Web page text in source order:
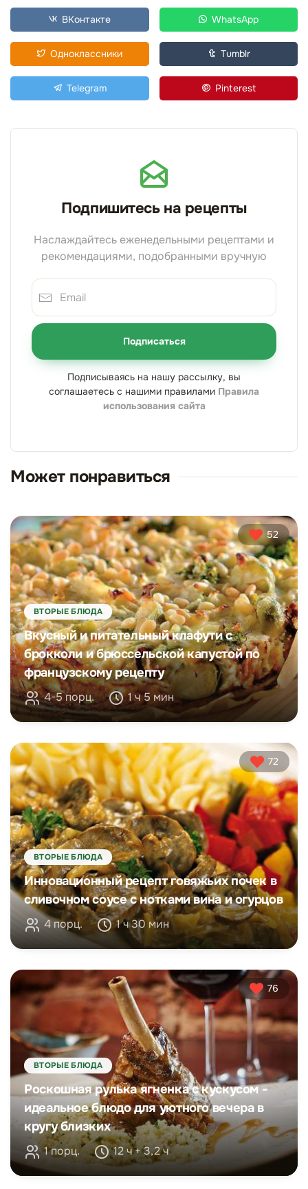
ВКонтакте WhatsApp
Одноклассники Tumblr
Telegram Pinterest
Подпишитесь на рецепты
Наслаждайтесь еженедельными рецептами и
рекомендациями, подобранными вручную
Подписаться
Подписываясь на нашу рассылку, вы
соглашаетесь с нашими правилами Правила
использования сайта
Может понравиться
52
ВТОРЫЕ БЛЮДА
Вкусный и питательный клафути с
брокколи и брюссельской капустой по
французскому рецепту
4-5 порц. 1 ч 5 мин
72
ВТОРЫЕ БЛЮДА
Инновационный рецепт говяжьих почек в
сливочном соусе с нотками вина и огурцов
4 порц. 1 ч 30 мин
76
ВТОРЫЕ БЛЮДА
Роскошная рулька ягненка с кускусом -
идеальное блюдо для уютного вечера в
кругу близких
1 порц. 12 ч + 3,2 ч